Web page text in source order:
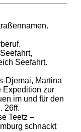
Seefahrt.
Djemai, Martina
Expedition zur
im und für den
26ff.
Teetz –
schnackt